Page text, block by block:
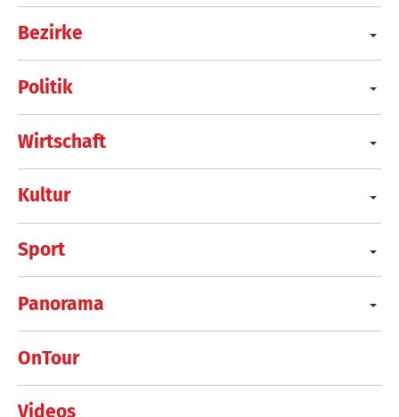
Bezirke
Politik
Wirtschaft
Kultur
Sport
Panorama
OnTour
Videos